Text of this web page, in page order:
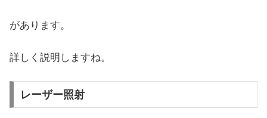
があります。
詳しく説明しますね。
レーザー照射